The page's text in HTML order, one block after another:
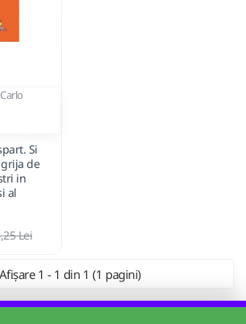
Si
de
in
al
Lei
Afișare 1 - 1 din 1 (1 pagini)